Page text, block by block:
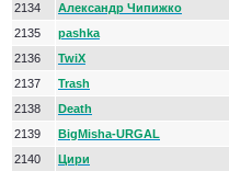
2134
Александр Чипижко
2135
pashka
2136
TwiX
2137
Trash
2138
Death
2139
BigMisha-URGAL
2140
Цири